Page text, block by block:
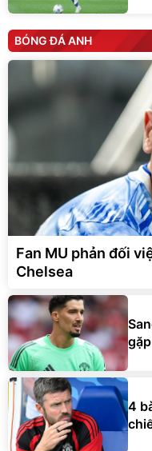
BÓNG ĐÁ ANH
Fan MU phản đối
Chelsea
4